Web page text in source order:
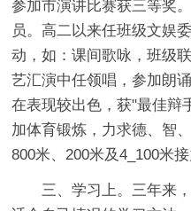
参加市演讲比赛获三等奖
员。高二以来任班级文娱
动，如：课间歌咏，班级
艺汇演中任领唱，参加朗
在表现较出色，获"最佳辩
加体育锻炼，力求德、智
800米、200米及4_100米
三、学习上。 三年来